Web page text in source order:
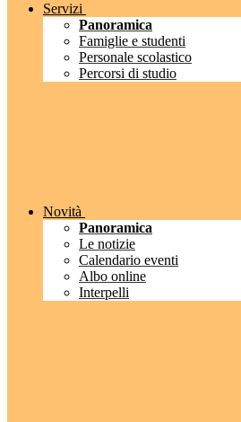
Servizi
Panoramica
Famiglie e studenti
Personale scolastico
Percorsi di studio
Novità
Panoramica
Le notizie
Calendario eventi
Albo online
Interpelli